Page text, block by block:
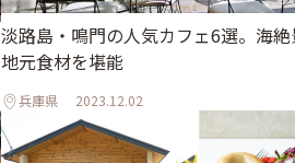
淡路島・鳴門の人気カフェ6選。海
地元食材を堪能
兵庫県 2023.12.02